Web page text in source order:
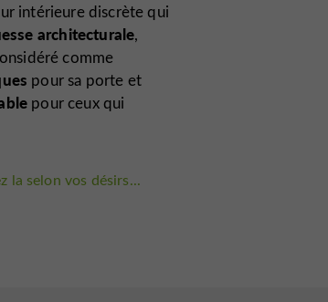
intérieure discrète qui
architecturale,
comme
pour sa porte et
pour ceux qui
la selon vos désirs...